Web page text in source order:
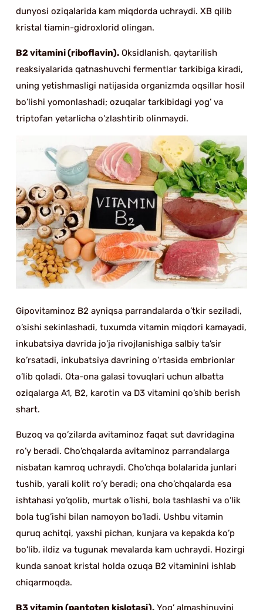
dunyosi oziqalarida kam miqdorda uchraydi. XB qilib
kristal tiamin-gidroxlorid olingan.
B2 vitamini (riboflavin).Oksidlanish, qaytarilish
reaksiyalarida qatnashuvchi fermentlar tarkibiga kiradi,
uning yetishmasligi natijasida organizmda oqsillar hosil
bo’lishi yomonlashadi; ozuqalar tarkibidagi yog’ va
triptofan yetarlicha o’zlashtirib olinmaydi.
Gipovitaminoz B2 ayniqsa parrandalarda o’tkir seziladi,
o’sishi sekinlashadi, tuxumda vitamin miqdori kamayadi,
inkubatsiya davrida jo’ja rivojlanishiga salbiy ta’sir
ko’rsatadi, inkubatsiya davrining o’rtasida embrionlar
o’lib qoladi. Ota-ona galasi tovuqlari uchun albatta
oziqalarga A1, B2, karotin va D3 vitamini qo’shib berish
shart.
Buzoq va qo’zilarda avitaminoz faqat sut davridagina
ro’y beradi. Cho’chqalarda avitaminoz parrandalarga
nisbatan kamroq uchraydi. Cho’chqa bolalarida junlari
tushib, yarali kolit ro’y beradi; ona cho’chqalarda esa
ishtahasi yo’qolib, murtak o’lishi, bola tashlashi va o’lik
bola tug’ishi bilan namoyon bo’ladi. Ushbu vitamin
quruq achitqi, yaxshi pichan, kunjara va kepakda ko’p
bo’lib, ildiz va tugunak mevalarda kam uchraydi. Hozirgi
kunda sanoat kristal holda ozuqa B2 vitaminini ishlab
chiqarmoqda.
B3 vitamin (pantoten kislotasi).Yog’ almashinuvini